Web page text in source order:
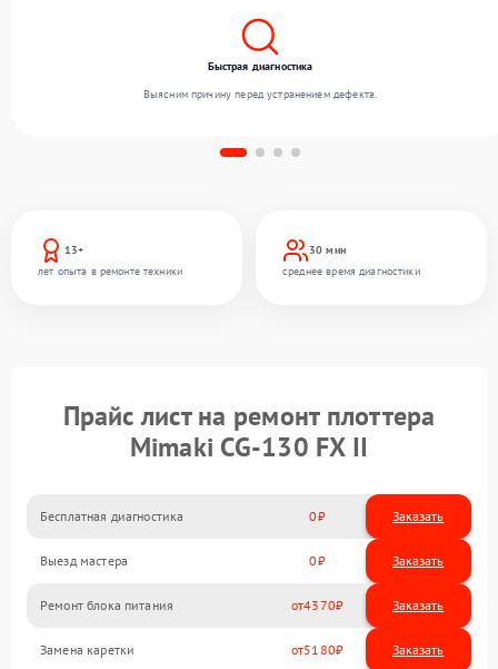
13+
лет опыта в ремонте техники
30 мин
среднее время диагностики
Быстрая диагностика
Выясним причину перед устранением дефекта.
Прайс лист на ремонт плоттера
Mimaki CG-130 FX II
Бесплатная диагностика 0 Заказать
Выезд мастера 0 Заказать
Ремонт блока питания 4370
Замена каретки 5180